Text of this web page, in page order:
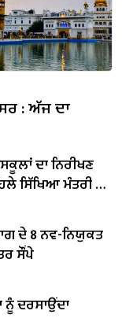
: ਅੱਜ ਦਾ
ਦਾ ਨਿਰੀਖਣ
ਸਿੱਖਿਆ ਮੰਤਰੀ ਬਣੇ
ਦੇ 8 ਨਵ-ਨਿਯੁਕਤ
ਸੌਂਪੇ
ਨੂੰ ਦਰਸਾਉਂਦਾ